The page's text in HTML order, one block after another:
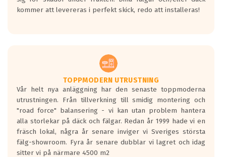
kommer att levereras i perfekt skick, redo att installeras!
TOPPMODERN UTRUSTNING
Vår helt nya anläggning har den senaste toppmoderna
utrustningen. Från tillverkning till smidig montering och
"road force" balansering - vi kan utan problem hantera
alla storlekar på däck och fälgar. Redan år 1999 hade vi en
fräsch lokal, några år senare inviger vi Sveriges största
fälg-showroom. Fyra år senare dubblar vi lagret och idag
sitter vi på närmare 4500 m2